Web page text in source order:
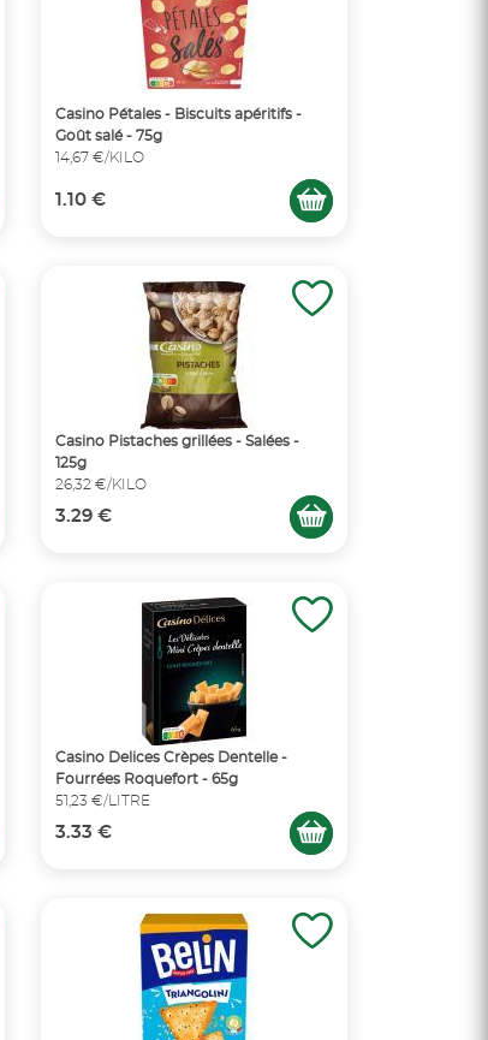
Casino Pétales - Biscuits apéritifs -
Goût salé - 75g
14,67 €/KILO
1.10 €
Casino Pistaches grillées - Salées -
125g
26,32 €/KILO
3.29 €
Casino Delices Crèpes Dentelle -
Fourrées Roquefort - 65g
51,23 €/LITRE
3.33 €